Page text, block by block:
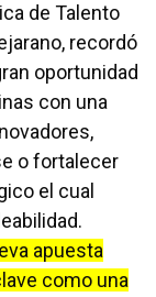
de Talento
recordó
oportunidad
con una
o fortalecer
el cual
apuesta
como una